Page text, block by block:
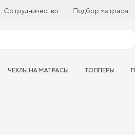
Сотрудничество Подбор матраса
ЧЕХЛЫ НА МАТРАСЫ ТОППЕРЫ